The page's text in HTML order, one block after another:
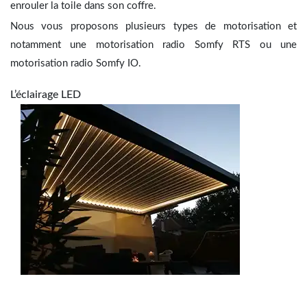
enrouler la toile dans son coffre.
Nous vous proposons plusieurs types de motorisation et
notamment une motorisation radio Somfy RTS ou une
motorisation radio Somfy IO.
L’éclairage LED